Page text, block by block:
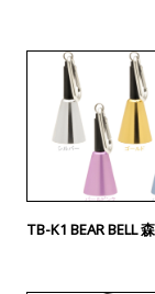
TB-K1 BEAR BELL